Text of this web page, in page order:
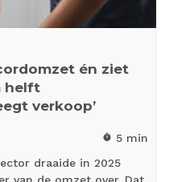
én ziet
helft
verkoop’
timer 5 min
draaide in 2025